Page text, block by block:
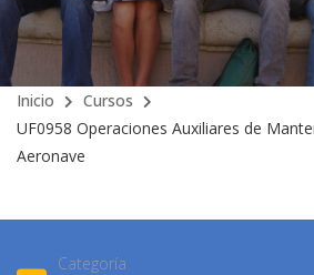
Inicio
Cursos
UF0958 Operaciones Auxiliares de
Aeronave
Categoría